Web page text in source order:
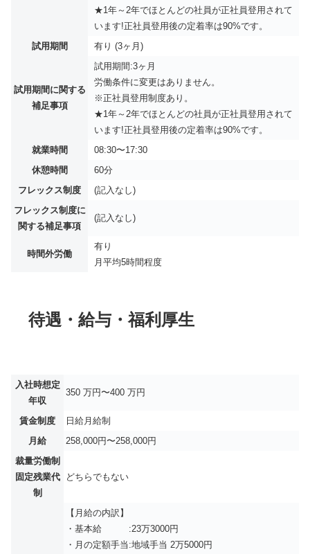
★1年～2年でほとんどの社員が正社員登用されて
います!正社員登用後の定着率は90%です。
試用期間
有り (3ヶ月)
試用期間に関する
補足事項
試用期間:3ヶ月
労働条件に変更はありません。
※正社員登用制度あり。
★1年～2年でほとんどの社員が正社員登用されて
います!正社員登用後の定着率は90%です。
就業時間
08:30〜17:30
休憩時間
60分
フレックス制度
(記入なし)
フレックス制度に
関する補足事項
(記入なし)
時間外労働
有り
月平均5時間程度
待遇・給与・福利厚生
入社時想定
年収
350 万円〜400 万円
賃金制度
日給月給制
月給
258,000円〜258,000円
裁量労働制
固定残業代
制
どちらでもない
【月給の内訳】
・基本給 :23万3000円
・月の定額手当:地域手当 2万5000円